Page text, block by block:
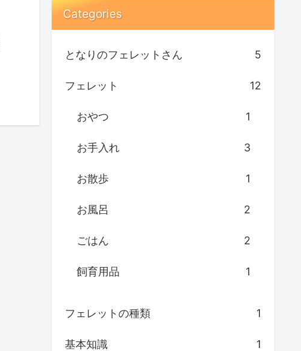
Categories
となりのフェレットさん 5
フェレット 12
おやつ 1
お手入れ 3
お散歩 1
お風呂 2
ごはん 2
飼育用品 1
フェレットの種類 1
基本知識 1